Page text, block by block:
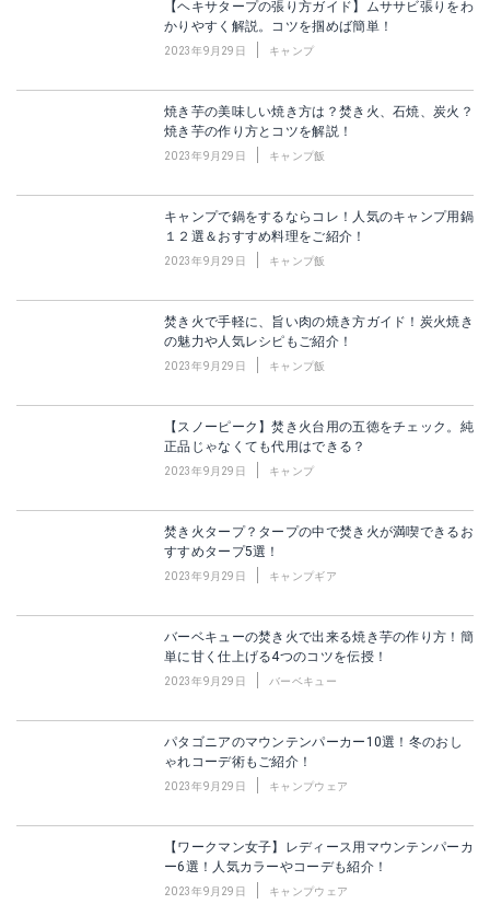
【ヘキサタープの張り方ガイド】ムササビ張りをわ
かりやすく解説。コツを掴めば簡単！
2023年9月29日 キャンプ
焼き芋の美味しい焼き方は？焚き火、石焼、炭火？
焼き芋の作り方とコツを解説！
2023年9月29日 キャンプ飯
キャンプで鍋をするならコレ！人気のキャンプ用鍋
１２選＆おすすめ料理をご紹介！
2023年9月29日 キャンプ飯
焚き火で手軽に、旨い肉の焼き方ガイド！炭火焼き
の魅力や人気レシピもご紹介！
2023年9月29日 キャンプ飯
【スノーピーク】焚き火台用の五徳をチェック。純
正品じゃなくても代用はできる？
2023年9月29日 キャンプ
焚き火タープ？タープの中で焚き火が満喫できるお
すすめタープ5選！
2023年9月29日 キャンプギア
バーベキューの焚き火で出来る焼き芋の作り方！簡
単に甘く仕上げる4つのコツを伝授！
2023年9月29日 バーベキュー
パタゴニアのマウンテンパーカー10選！冬のおし
ゃれコーデ術もご紹介！
2023年9月29日 キャンプウェア
【ワークマン女子】レディース用マウンテンパーカ
ー6選！人気カラーやコーデも紹介！
2023年9月29日 キャンプウェア